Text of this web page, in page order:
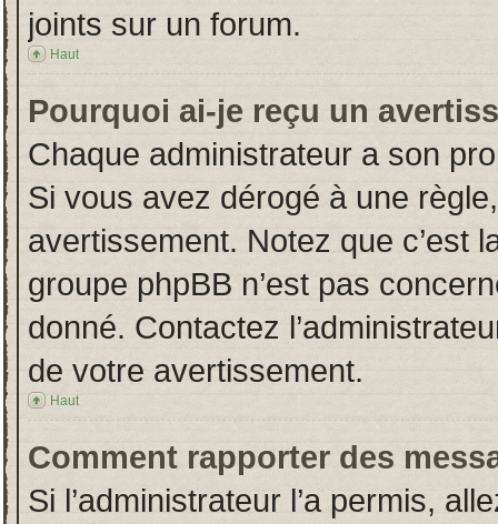
joints sur un forum.
Haut
Pourquoi ai-je reçu un
Chaque administrateur a son
Si vous avez dérogé à une
avertissement. Notez que c’est
groupe phpBB n’est pas
donné. Contactez
de votre avertissement.
Haut
Comment rapporter des
Si l’administrateur l’a permis,